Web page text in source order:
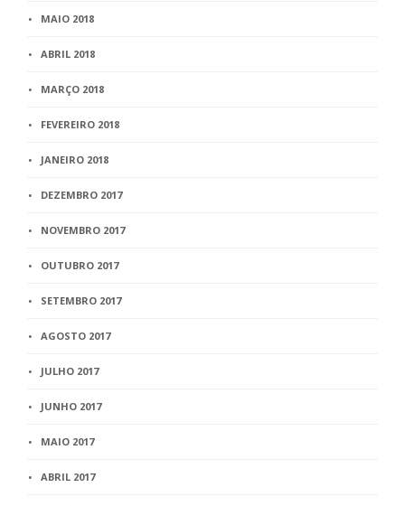
MAIO 2018
ABRIL 2018
MARÇO 2018
FEVEREIRO 2018
JANEIRO 2018
DEZEMBRO 2017
NOVEMBRO 2017
OUTUBRO 2017
SETEMBRO 2017
AGOSTO 2017
JULHO 2017
JUNHO 2017
MAIO 2017
ABRIL 2017